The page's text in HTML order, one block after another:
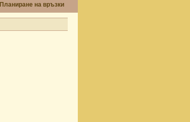
Планиране на връзки